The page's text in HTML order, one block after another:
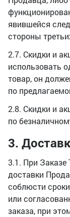
явившейся
стороны
2.7. Скидки и
использовать
товар, он
по
2.8. Скидки и
по
3.
3.1. При Заказе
доставки
соблюсти
или
заказа, при